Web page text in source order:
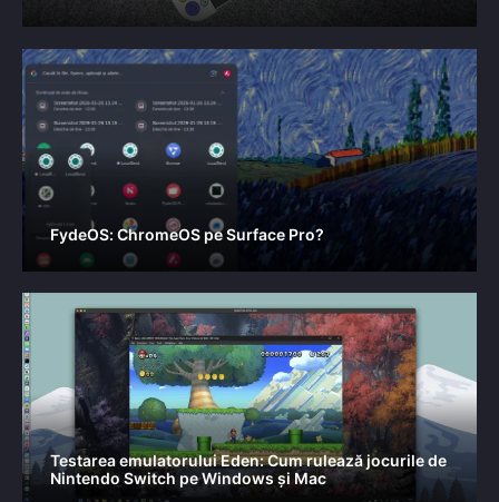
FydeOS: ChromeOS pe Surface Pro?
Testarea emulatorului Eden: Cum rulează jocurile de
Nintendo Switch pe Windows și Mac